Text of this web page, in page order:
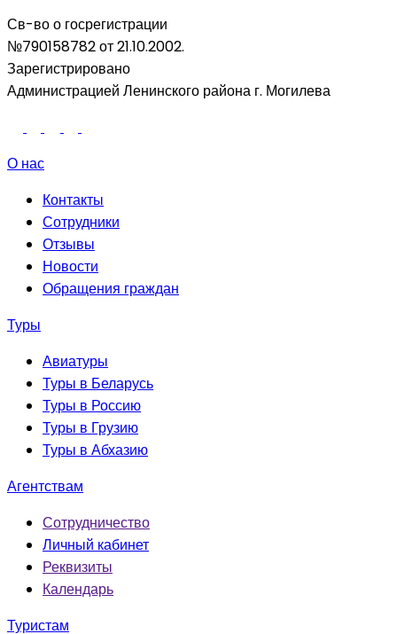
Св-во о госрегистрации
№790158782 от 21.10.2002.
Зарегистрировано
Администрацией Ленинского района г. Могилева
О нас
Контакты
Сотрудники
Отзывы
Новости
Обращения граждан
Туры
Авиатуры
Туры в Беларусь
Туры в Россию
Туры в Грузию
Туры в Абхазию
Агентствам
Сотрудничество
Личный кабинет
Реквизиты
Календарь
Туристам